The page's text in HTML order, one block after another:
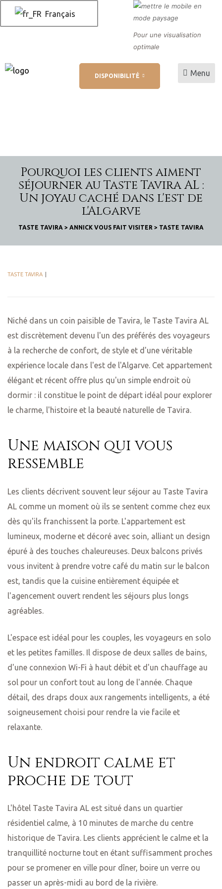
Français
Pour une visualisation
optimale
DISPONIBILITÉ Menu
Pourquoi les clients aiment
séjourner au Taste Tavira AL :
Un joyau caché dans l'est de
l'Algarve
TASTE TAVIRA > ANNICK VOUS FAIT VISITER > TASTE TAVIRA
TASTE TAVIRA
Niché dans un coin paisible de Tavira, le Taste Tavira AL
est discrètement devenu l'un des préférés des voyageurs
à la recherche de confort, de style et d'une véritable
expérience locale dans l'est de l'Algarve. Cet appartement
élégant et récent offre plus qu'un simple endroit où
dormir : il constitue le point de départ idéal pour explorer
le charme, l'histoire et la beauté naturelle de Tavira.
Une maison qui vous
ressemble
Les clients décrivent souvent leur séjour au Taste Tavira
AL comme un moment où ils se sentent comme chez eux
dès qu'ils franchissent la porte. L'appartement est
lumineux, moderne et décoré avec soin, alliant un design
épuré à des touches chaleureuses. Deux balcons privés
vous invitent à prendre votre café du matin sur le balcon
est, tandis que la cuisine entièrement équipée et
l'agencement ouvert rendent les séjours plus longs
agréables.
L'espace est idéal pour les couples, les voyageurs en solo
et les petites familles. Il dispose de deux salles de bains,
d'une connexion Wi-Fi à haut débit et d'un chauffage au
sol pour un confort tout au long de l'année. Chaque
détail, des draps doux aux rangements intelligents, a été
soigneusement choisi pour rendre la vie facile et
relaxante.
Un endroit calme et
proche de tout
L'hôtel Taste Tavira AL est situé dans un quartier
résidentiel calme, à 10 minutes de marche du centre
historique de Tavira. Les clients apprécient le calme et la
tranquillité nocturne tout en étant suffisamment proches
pour se promener en ville pour dîner, boire un verre ou
passer un après-midi au bord de la rivière.
dans